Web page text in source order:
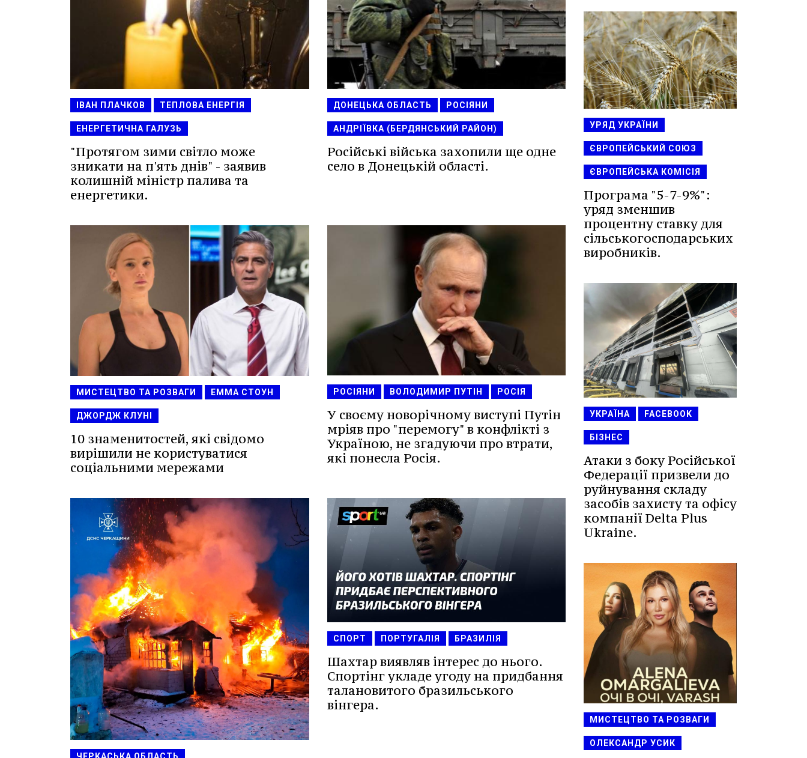
ІВАН ПЛАЧКОВ ТЕПЛОВА ЕНЕРГІЯ
ЕНЕРГЕТИЧНА ГАЛУЗЬ
"Протягом зими світло може
зникати на п'ять днів" - заявив
колишній міністр палива та
енергетики.
ДОНЕЦЬКА ОБЛАСТЬ РОСІЯНИ
АНДРІЇВКА (БЕРДЯНСЬКИЙ РАЙОН)
Російські війська захопили ще одне
село в Донецькій області.
МИСТЕЦТВО ТА РОЗВАГИ ЕММА СТОУН
ДЖОРДЖ КЛУНІ
10 знаменитостей, які свідомо
вирішили не користуватися
соціальними мережами
РОСІЯНИ ВОЛОДИМИР ПУТІН РОСІЯ
У своєму новорічному виступі Путін
мріяв про "перемогу" в конфлікті з
Україною, не згадуючи про втрати,
які понесла Росія.
СПОРТ ПОРТУГАЛІЯ БРАЗИЛІЯ
Шахтар виявляв інтерес до нього.
Спортінг укладе угоду на придбання
талановитого бразильського
вінгера.
УРЯД УКРАЇНИ
ЄВРОПЕЙСЬКИЙ СОЮЗ
ЄВРОПЕЙСЬКА КОМІСІЯ
Програма "5-7-9%":
уряд зменшив
процентну ставку для
сільськогосподарських
виробників.
УКРАЇНА FACEBOOK
БІЗНЕС
Атаки з боку Російської
Федерації призвели до
руйнування складу
засобів захисту та офісу
компанії Delta Plus
Ukraine.
МИСТЕЦТВО ТА РОЗВАГИ
ОЛЕКСАНДР УСИК